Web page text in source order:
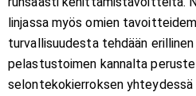
linjassa myös omien
turvallisuudesta tehdään
pelastustoimen kannalta
selontekokierroksen